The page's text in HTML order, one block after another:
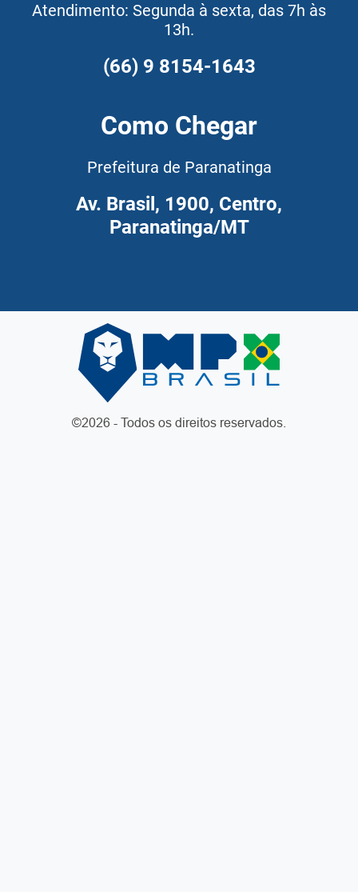
Atendimento: Segunda à sexta, das 7h às
13h.
(66) 9 8154-1643
Como Chegar
Prefeitura de Paranatinga
Av. Brasil, 1900, Centro,
Paranatinga/MT
©2026 - Todos os direitos reservados.